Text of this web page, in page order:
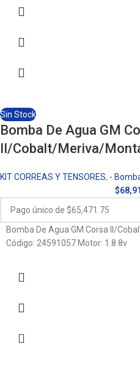
Sin Stock
Bomba De Agua GM
II/Cobalt/Meriva/
KIT CORREAS Y TENSORES, -
$
Bomba De Agua GM Corsa II/
Código: 24591057 Motor: 1.8 8v